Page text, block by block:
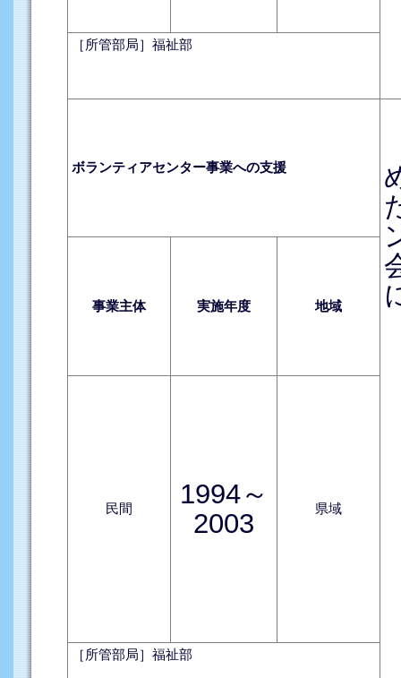
［所管部局］福祉部
ボランティアセンター事業への支援
事業主体 実施年度 地域
民間
1994～
2003
県域
［所管部局］福祉部